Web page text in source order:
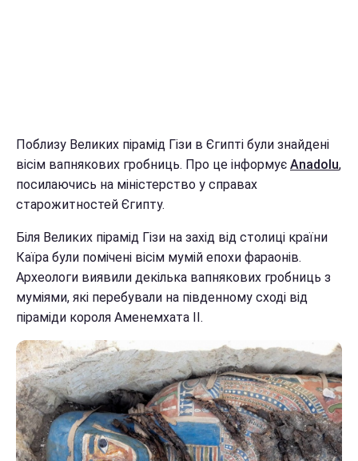
Поблизу Великих пірамід Гізи в Єгипті були знайдені
вісім вапнякових гробниць. Про це інформує Anadolu,
посилаючись на міністерство у справах
старожитностей Єгипту.
Біля Великих пірамід Гізи на захід від столиці країни
Каїра були помічені вісім мумій епохи фараонів.
Археологи виявили декілька вапнякових гробниць з
муміями, які перебували на південному сході від
піраміди короля Аменемхата II.